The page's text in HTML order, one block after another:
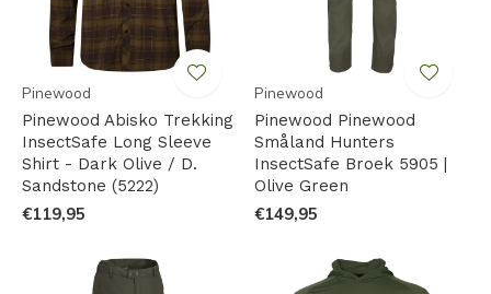
Pinewood
Pinewood Abisko Trekking
InsectSafe Long Sleeve
Shirt - Dark Olive / D.
Sandstone (5222)
€119,95
Pinewood
Pinewood Pinewood
Småland Hunters
InsectSafe Broek 5905 |
Olive Green
€149,95